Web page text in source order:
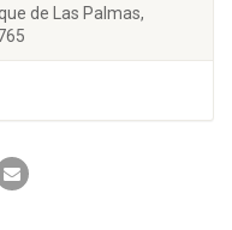
de Las Palmas,